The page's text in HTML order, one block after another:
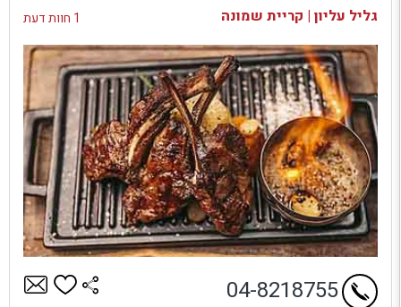
גליל עליון | קריית שמונה 1 חוות דעת
04-8218755